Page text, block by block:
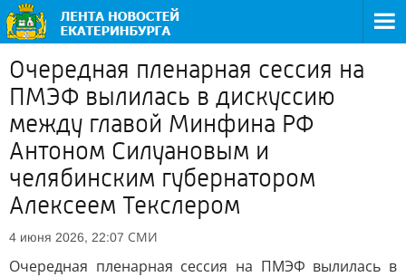
Очередная пленарная сессия на
ПМЭФ вылилась в дискуссию
между главой Минфина РФ
Антоном Силуановым и
челябинским губернатором
Алексеем Текслером
4 июня 2026, 22:07 СМИ
Очередная пленарная сессия на ПМЭФ вылилась в